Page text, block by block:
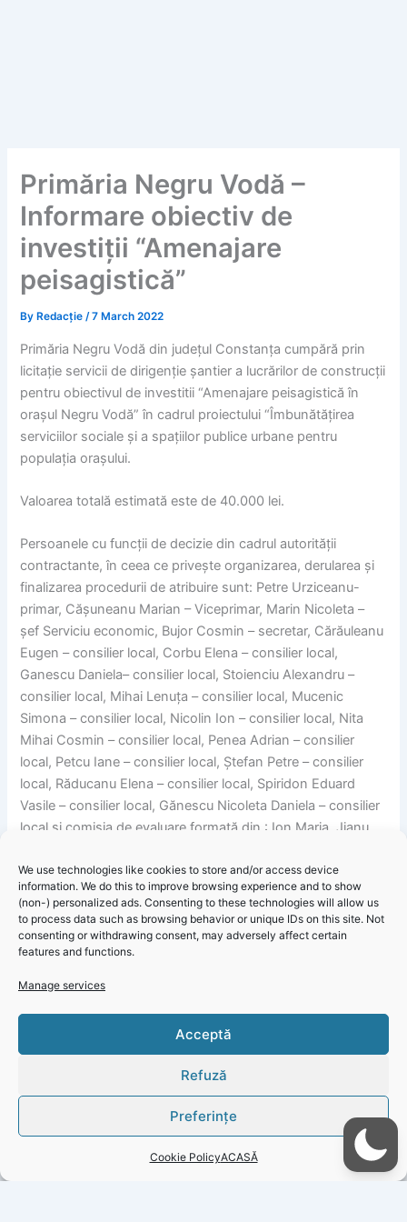
We use technologies like cookies to store and/or access device
information. We do this to improve browsing experience and to show
(non-) personalized ads. Consenting to these technologies will allow us
to process data such as browsing behavior or unique IDs on this site. Not
consenting or withdrawing consent, may adversely affect certain
features and functions.
Manage services
Acceptă
Refuză
Preferințe
Cookie PolicyACASĂ
Primăria Negru Vodă –
Informare obiectiv de
investiții “Amenajare
peisagistică”
By Redacție/7 March 2022
Primăria Negru Vodă din județul Constanța cumpără prin
licitație servicii de dirigenție șantier a lucrărilor de construcții
pentru obiectivul de investitii “Amenajare peisagistică în
orașul Negru Vodă” în cadrul proiectului “Îmbunătățirea
serviciilor sociale și a spațiilor publice urbane pentru
populația orașului.
Valoarea totală estimată este de 40.000 lei.
Persoanele cu funcții de decizie din cadrul autorității
contractante, în ceea ce privește organizarea, derularea și
finalizarea procedurii de atribuire sunt: Petre Urziceanu-
primar, Cășuneanu Marian – Viceprimar, Marin Nicoleta –
șef Serviciu economic, Bujor Cosmin – secretar, Cărăuleanu
Eugen – consilier local, Corbu Elena – consilier local,
Ganescu Daniela– consilier local, Stoienciu Alexandru –
consilier local, Mihai Lenuța – consilier local, Mucenic
Simona – consilier local, Nicolin Ion – consilier local, Nita
Mihai Cosmin – consilier local, Penea Adrian – consilier
local, Petcu Iane – consilier local, Ștefan Petre – consilier
local, Răducanu Elena – consilier local, Spiridon Eduard
Vasile – consilier local, Gănescu Nicoleta Daniela – consilier
local și comisia de evaluare formată din : Ion Maria, Jianu
Tudorascu Claudia, membri de rezervă în comisia de
evaluare: Sfredel Loredana și Sencu Ana.
Termenul limită pentru primirea ofertelor sau a cererilor de
participare este 28.03.2022, ora 15:00 în SEAP.